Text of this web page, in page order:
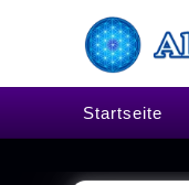
Startseite